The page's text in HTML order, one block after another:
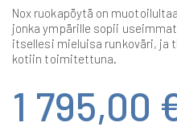
Nox ruokapöytä on
jonka ympärille sopii
itsellesi mieluisa runkoväri, ja
kotiin toimitettuna.
1 795,00